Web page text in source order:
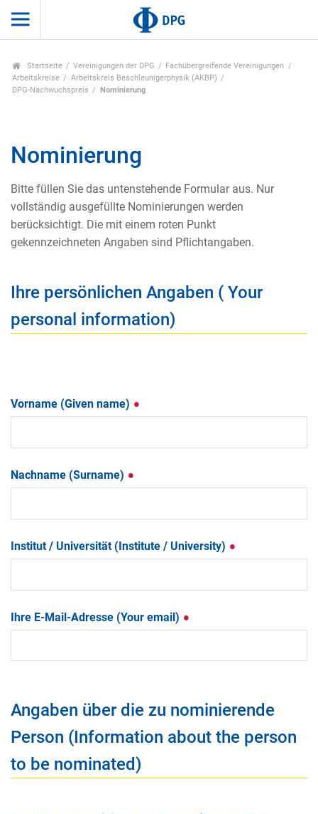
Startseite Vereinigungen der DPG
Fachübergreifende Vereinigungen
Arbeitskreise
Arbeitskreis Beschleunigerphysik (AKBP)
DPG-Nachwuchspreis
Nominierung
Nominierung
Bitte füllen Sie das untenstehende Formular aus. Nur
vollständig ausgefüllte Nominierungen werden
berücksichtigt. Die mit einem roten Punkt
gekennzeichneten Angaben sind Pflichtangaben.
Ihre persönlichen Angaben ( Your
personal information)
Vorname (Given name)
Nachname (Surname)
Institut / Universität (Institute / University)
Ihre E-Mail-Adresse (Your email)
Angaben über die zu nominierende
Person (Information about the person
to be nominated)